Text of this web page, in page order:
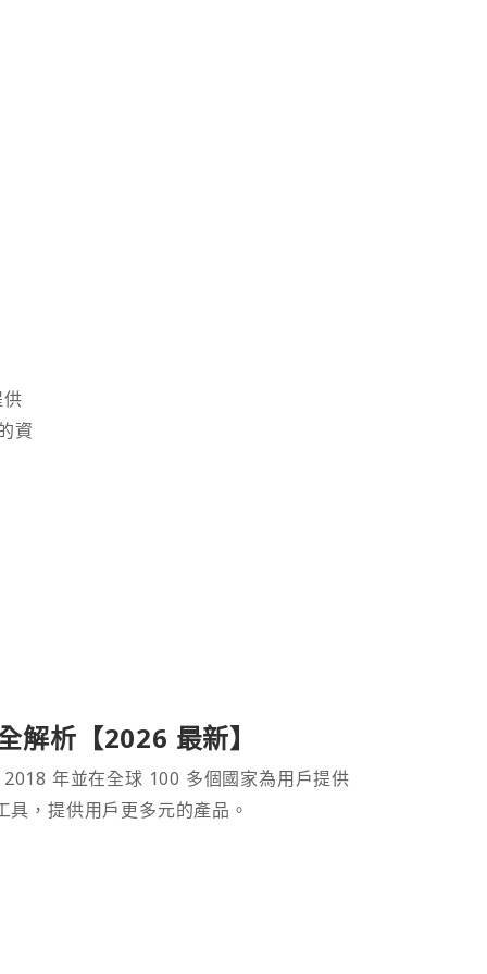
資
析【2026 最新】
年並在全球 100 多個國家為用戶提供
，提供用戶更多元的產品。